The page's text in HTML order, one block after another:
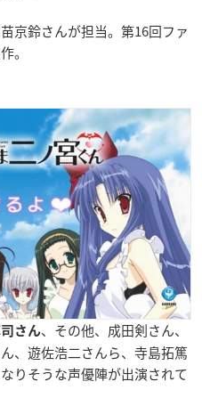
京鈴さんが担当。第16回ファ
。
さん、その他、成田剣さん、
、遊佐浩二さんら、寺島拓篤
りそうな声優陣が出演されて